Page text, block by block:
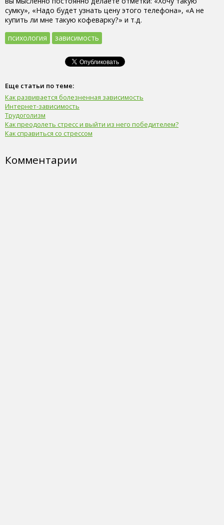
сумку», «Надо будет узнать цену этого телефона», «А не
купить ли мне такую кофеварку?» и т.д.
психология
зависимость
Еще статьи по теме:
Как развивается болезненная зависимость
Интернет-зависимость
Трудоголизм
Как преодолеть стресс и выйти из него победителем?
Как справиться со стрессом
Комментарии